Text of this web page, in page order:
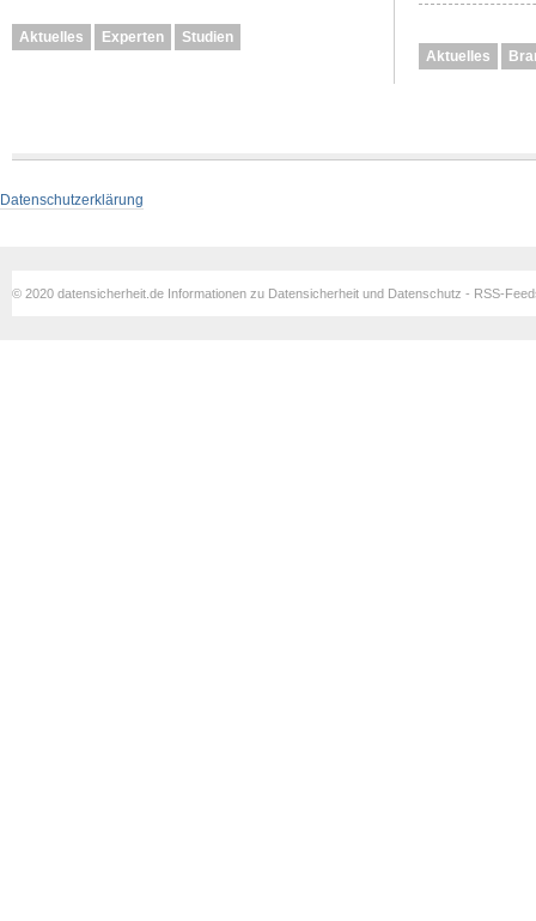
Aktuelles Experten Studien
Aktuelles
Datenschutzerklärung
© 2020 datensicherheit.de Informationen zu Datensicherheit und Datenschutz - RSS-